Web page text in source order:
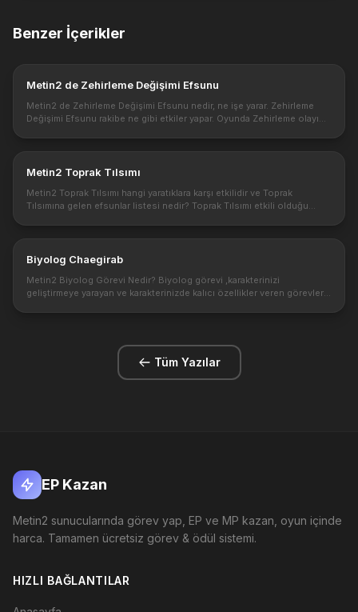
Benzer İçerikler
Metin2 de Zehirleme Değişimi Efsunu
Metin2 de Zehirleme Değişimi Efsunu nedir, ne işe yarar. Zehirleme
Değişimi Efsunu rakibe ne gibi etkiler yapar. Oyunda Zehirleme olayı
Metin2 Toprak Tılsımı
Metin2 Toprak Tılsımı hangi yaratıklara karşı etkilidir ve Toprak
Tılsımına gelen efsunlar listesi nedir? Toprak Tılsımı etkili olduğu
Biyolog Chaegirab
Metin2 Biyolog Görevi Nedir? Biyolog görevi ,karakterinizi
geliştirmeye yarayan ve karakterinizde kalıcı özellikler veren görevler
Tüm Yazılar
EP Kazan
Metin2 sunucularında görev yap, EP ve MP kazan, oyun içinde
harca. Tamamen ücretsiz görev & ödül sistemi.
HIZLI BAĞLANTILAR